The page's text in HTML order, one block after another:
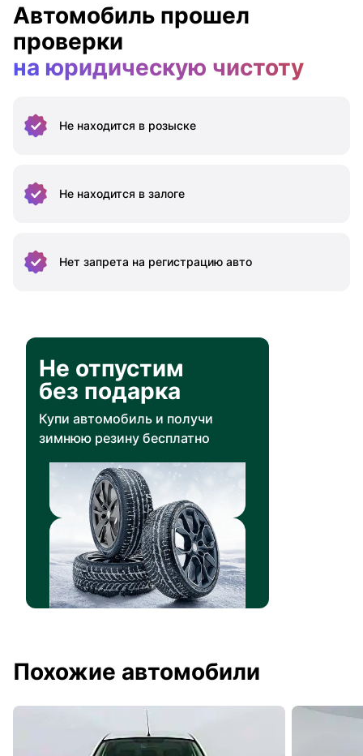
Автомобиль прошел
проверки
на юридическую чистоту
Не находится в розыске
Не находится в залоге
Нет запрета на регистрацию авто
Не отпустим
без подарка
Купи автомобиль и получи
зимнюю резину бесплатно
Похожие автомобили